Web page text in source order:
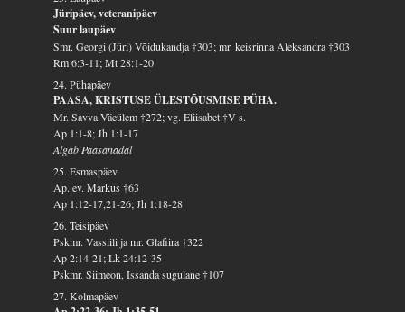
Jüripäev, veteranipäev
Suur laupäev
Smr. Georgi (Jüri) Võidukandja †303; mr. keisrinna Aleksandra †303
Rm 6:3-11; Mt 28:1-20
24. Pühapäev
PAASA, KRISTUSE ÜLESTÕUSMISE PÜHA.
Mr. Savva Väeülem †272; vg. Eliisabet †V s.
Ap 1:1-8; Jh 1:1-17
Algab Paasanädal
25. Esmaspäev
Ap. ev. Markus †63
Ap 1:12-17,21-26; Jh 1:18-28
26. Teisipäev
Pskmr. Vassiili ja mr. Glafiira †322
Ap 2:14-21; Lk 24:12-35
Pskmr. Siimeon, Issanda sugulane †107
27. Kolmapäev